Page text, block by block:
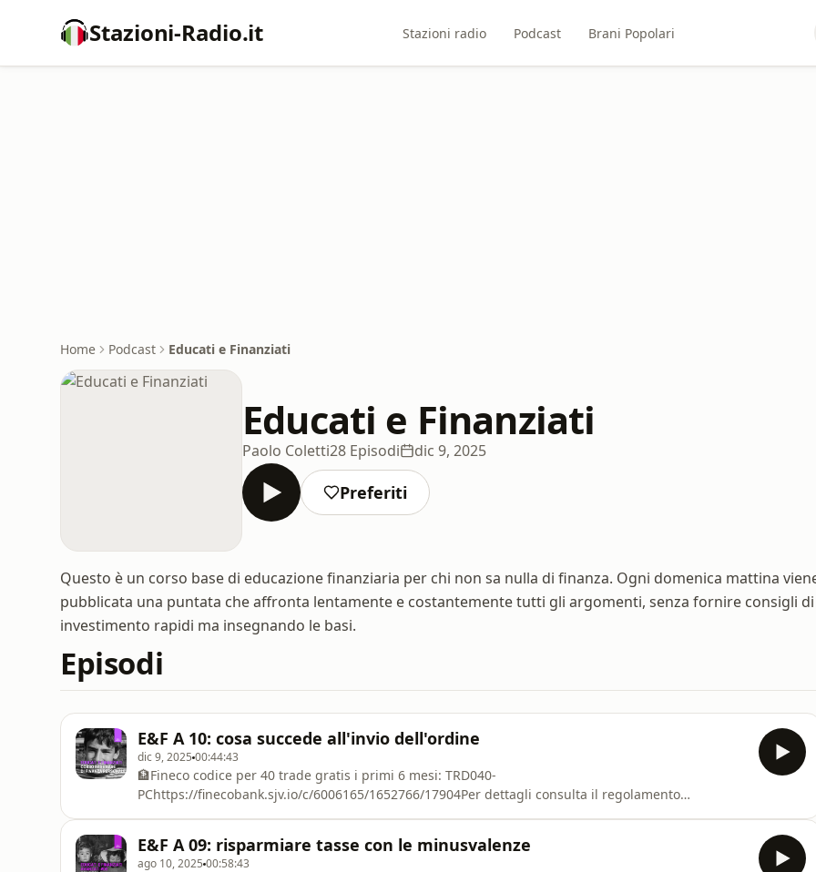
Stazioni-Radio.it Stazioni radio Podcast Brani Popolari
Home Podcast Educati e Finanziati
Educati e Finanziati
Paolo Coletti28 Episodi dic 9, 2025
Preferiti
Questo è un corso base di educazione finanziaria per chi non sa nulla di finanza. Ogni domenica mattina
pubblicata una puntata che affronta lentamente e costantemente tutti gli argomenti, senza fornire consigli di
investimento rapidi ma insegnando le basi.
Episodi
E&F A 10: cosa succede all'invio dell'ordine
dic 9, 2025 00:44:43
🏦Fineco codice per 40 trade gratis i primi 6 mesi: TRD040-
PChttps://finecobank.sjv.io/c/6006165/1652766/17904Per dettagli consulta il regolamento
custodire tutte le carte: https://www.curve.com/join#D554KZ5D👕 Negozio
E&F A 09: risparmiare tasse con le minusvalenze
ago 10, 2025 00:58:43